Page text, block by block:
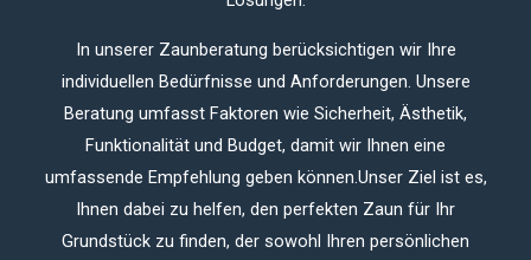
In unserer Zaunberatung berücksichtigen wir Ihre
individuellen Bedürfnisse und Anforderungen. Unsere
Beratung umfasst Faktoren wie Sicherheit, Ästhetik,
Funktionalität und Budget, damit wir Ihnen eine
umfassende Empfehlung geben können.Unser Ziel ist es,
Ihnen dabei zu helfen, den perfekten Zaun für Ihr
Grundstück zu finden, der sowohl Ihren persönlichen